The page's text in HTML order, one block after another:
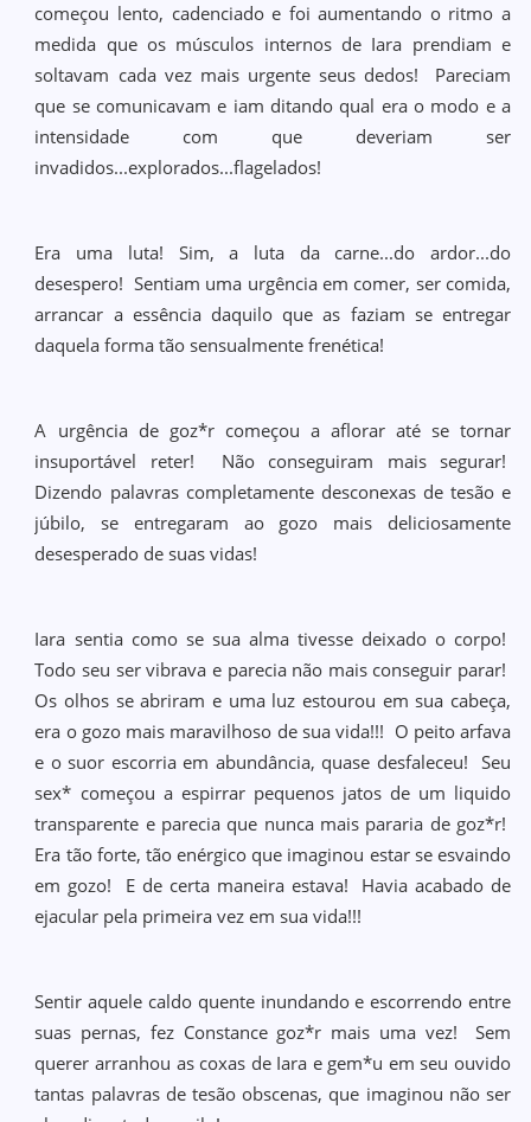
começou lento, cadenciado e foi aumentando o ritmo a
medida que os músculos internos de Iara prendiam e
soltavam cada vez mais urgente seus dedos! Pareciam
que se comunicavam e iam ditando qual era o modo e a
intensidade com que deveriam ser
invadidos...explorados...flagelados!
Era uma luta! Sim, a luta da carne...do ardor...do
desespero! Sentiam uma urgência em comer, ser comida,
arrancar a essência daquilo que as faziam se entregar
daquela forma tão sensualmente frenética!
A urgência de goz*r começou a aflorar até se tornar
insuportável reter! Não conseguiram mais segurar!
Dizendo palavras completamente desconexas de tesão e
júbilo, se entregaram ao gozo mais deliciosamente
desesperado de suas vidas!
Iara sentia como se sua alma tivesse deixado o corpo!
Todo seu ser vibrava e parecia não mais conseguir parar!
Os olhos se abriram e uma luz estourou em sua cabeça,
era o gozo mais maravilhoso de sua vida!!! O peito arfava
e o suor escorria em abundância, quase desfaleceu! Seu
sex* começou a espirrar pequenos jatos de um liquido
transparente e parecia que nunca mais pararia de goz*r!
Era tão forte, tão enérgico que imaginou estar se esvaindo
em gozo! E de certa maneira estava! Havia acabado de
ejacular pela primeira vez em sua vida!!!
Sentir aquele caldo quente inundando e escorrendo entre
suas pernas, fez Constance goz*r mais uma vez! Sem
querer arranhou as coxas de Iara e gem*u em seu ouvido
tantas palavras de tesão obscenas, que imaginou não ser